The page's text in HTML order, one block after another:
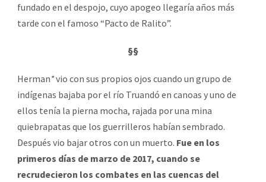
fundado en el despojo, cuyo apogeo llegaría años más
tarde con el famoso “Pacto de Ralito”.
§§
Herman*vio con sus propios ojos cuando un grupo de
indígenas bajaba por el río Truandó en canoas y uno de
ellos tenía la pierna mocha, rajada por una mina
quiebrapatas que los guerrilleros habían sembrado.
Después vio bajar otros con un muerto. Fue en los
primeros días de marzo de 2017, cuando se
recrudecieron los combates en las cuencas del